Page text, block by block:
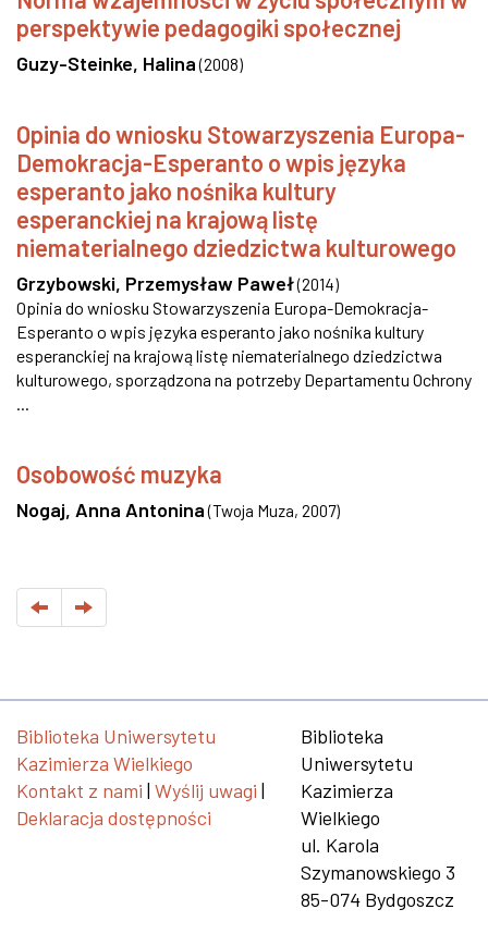
perspektywie pedagogiki społecznej
Guzy-Steinke, Halina (2008)
Opinia do wniosku Stowarzyszenia Europa-
Demokracja-Esperanto o wpis języka
esperanto jako nośnika kultury
esperanckiej na krajową listę
niematerialnego dziedzictwa kulturowego
Grzybowski, Przemysław Paweł(2014)
Opinia do wniosku Stowarzyszenia Europa-Demokracja-
Esperanto o wpis języka esperanto jako nośnika kultury
esperanckiej na krajową listę niematerialnego dziedzictwa
kulturowego, sporządzona na potrzeby Departamentu Ochrony
...
Osobowość muzyka
Nogaj, Anna Antonina (Twoja Muza, 2007)
Biblioteka Uniwersytetu
Kazimierza Wielkiego
Kontakt z nami | Wyślij uwagi |
Deklaracja dostępności
Biblioteka
Uniwersytetu
Kazimierza
Wielkiego
ul. Karola
Szymanowskiego 3
85-074 Bydgoszcz